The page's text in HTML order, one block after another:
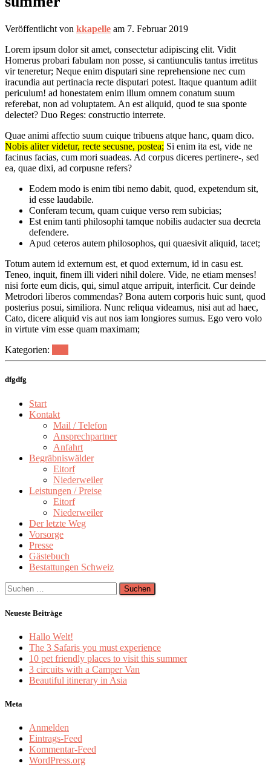
Veröffentlicht von kkapelle am 7. Februar 2019
Lorem ipsum dolor sit amet, consectetur adipiscing elit. Vidit
Homerus probari fabulam non posse, si cantiunculis tantus irretitus
vir teneretur; Neque enim disputari sine reprehensione nec cum
iracundia aut pertinacia recte disputari potest. Itaque quantum adiit
periculum! ad honestatem enim illum omnem conatum suum
referebat, non ad voluptatem. An est aliquid, quod te sua sponte
delectet? Duo Reges: constructio interrete.
Quae animi affectio suum cuique tribuens atque hanc, quam dico.
Nobis aliter videtur, recte secusne, postea; Si enim ita est, vide ne
facinus facias, cum mori suadeas. Ad corpus diceres pertinere-, sed
ea, quae dixi, ad corpusne refers?
Eodem modo is enim tibi nemo dabit, quod, expetendum sit,
id esse laudabile.
Conferam tecum, quam cuique verso rem subicias;
Est enim tanti philosophi tamque nobilis audacter sua decreta
defendere.
Apud ceteros autem philosophos, qui quaesivit aliquid, tacet;
Totum autem id externum est, et quod externum, id in casu est.
Teneo, inquit, finem illi videri nihil dolere. Vide, ne etiam menses!
nisi forte eum dicis, qui, simul atque arripuit, interficit. Cur deinde
Metrodori liberos commendas? Bona autem corporis huic sunt, quod
posterius posui, similiora. Nunc reliqua videamus, nisi aut ad haec,
Cato, dicere aliquid vis aut nos iam longiores sumus. Ego vero volo
in virtute vim esse quam maximam;
Kategorien:
dfgdfg
Start
Kontakt
Mail / Telefon
Ansprechpartner
Anfahrt
Begräbniswälder
Eitorf
Niederweiler
Leistungen / Preise
Eitorf
Niederweiler
Der letzte Weg
Vorsorge
Presse
Gästebuch
Bestattungen Schweiz
Suchen
nach:
Neueste Beiträge
Hallo Welt!
The 3 Safaris you must experience
10 pet friendly places to visit this summer
3 circuits with a Camper Van
Beautiful itinerary in Asia
Meta
Anmelden
Eintrags-Feed
Kommentar-Feed
WordPress.org